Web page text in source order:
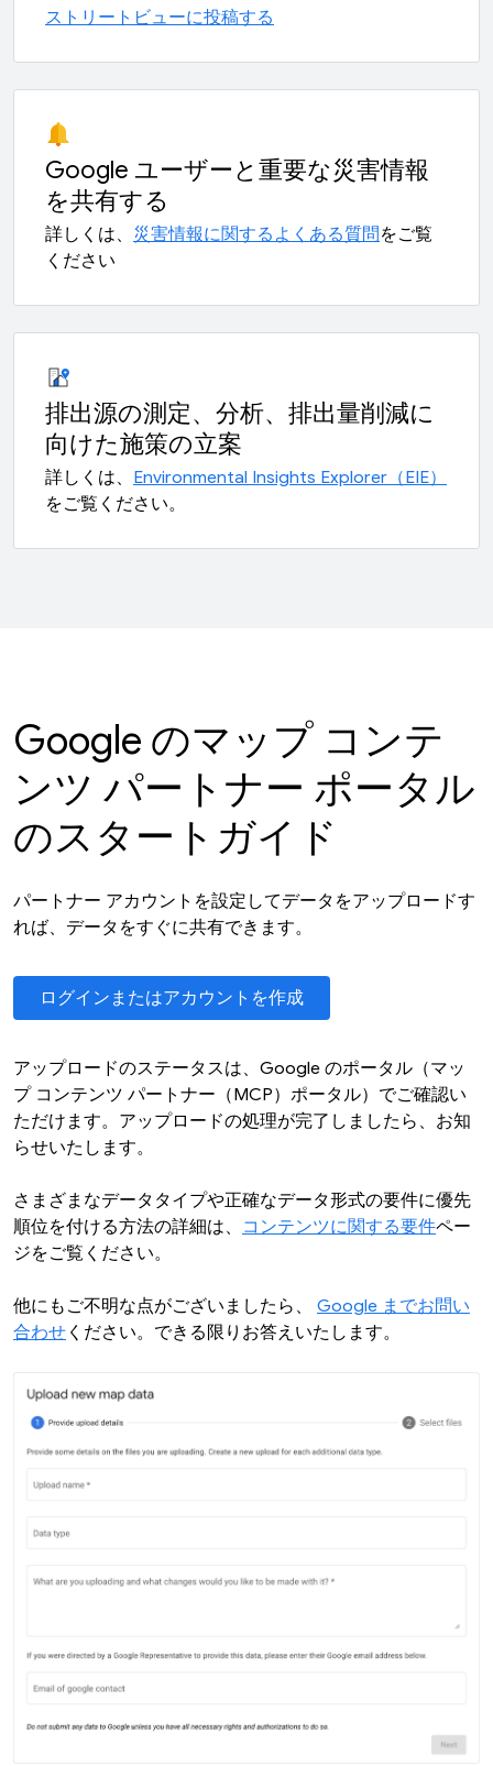
ストリートビューに投稿する
Google ユーザーと重要な災害情報
を共有する
詳しくは、 災害情報に関するよくある質問 をご覧
ください
排出源の測定、分析、排出量削減に
向けた施策の立案
詳しくは、 Environmental Insights Explorer（EIE）
をご覧ください。
Google のマップ コンテ
ンツ パートナー ポータル
のスタートガイド
パートナー アカウントを設定してデータをアップロードす
れば、データをすぐに共有できます。
ログインまたはアカウントを作成
アップロードのステータスは、Google のポータル（マッ
プ コンテンツ パートナー（MCP）ポータル）でご確認い
ただけます。アップロードの処理が完了しましたら、お知
らせいたします。
さまざまなデータタイプや正確なデータ形式の要件に優先
順位を付ける方法の詳細は、 コンテンツに関する要件ペー
ジをご覧ください。
他にもご不明な点がございましたら、 Google までお問い
合わせ ください。できる限りお答えいたします。